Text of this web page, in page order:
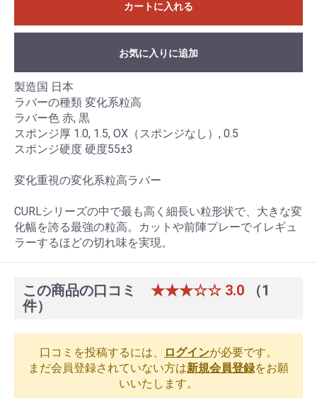
カートに入れる
お気に入りに追加
製造国 日本
ラバーの種類 変化系粒高
ラバー色 赤, 黒
スポンジ厚 1.0, 1.5, OX（スポンジなし）, 0.5
スポンジ硬度 硬度55±3
変化重視の変化系粒高ラバー
CURLシリーズの中で最も高く細長い粒形状で、大きな変
化幅を誇る最強の粒高。カットや前陣プレーでイレギュ
ラーするほどの切れ味を実現。
この商品の口コミ ★★★☆☆ 3.0
（1
件）
口コミを投稿するには、 ログインが必要です。
まだ会員登録されていない方は新規会員登録をお願
いいたします。